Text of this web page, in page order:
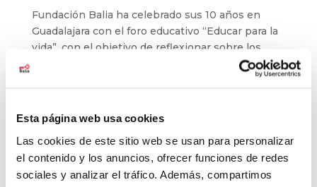
Esta página web usa cookies
Las cookies de este sitio web se usan para personalizar
el contenido y los anuncios, ofrecer funciones de redes
sociales y analizar el tráfico. Además, compartimos
Fundación Balia ha celebrado sus 10 años en
Guadalajara con el foro educativo “Educar para la
vida”, con el objetivo de reflexionar sobre los
principales desafíos educativos y fomentar la
colaboración entre el sector educativo, el sector